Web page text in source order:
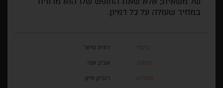
במחיר שעולה על כל דמיון.
בימוי רונית טיאר
הפקה אביב עגני
תסריט רוביק פייגן